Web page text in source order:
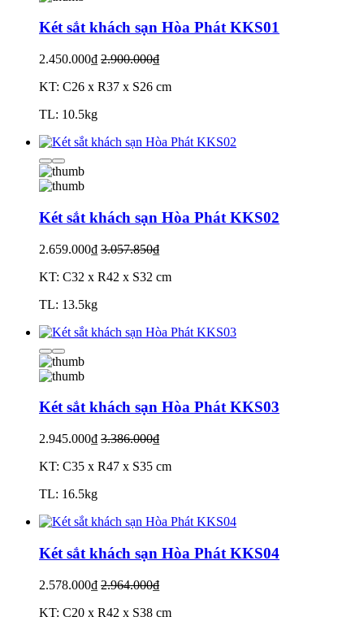
Két sắt khách sạn Hòa Phát KKS01
2.450.000₫ 2.900.000₫
KT: C26 x R37 x S26 cm
TL: 10.5kg
Két sắt khách sạn Hòa Phát KKS02
2.659.000₫ 3.057.850₫
KT: C32 x R42 x S32 cm
TL: 13.5kg
Két sắt khách sạn Hòa Phát KKS03
2.945.000₫ 3.386.000₫
KT: C35 x R47 x S35 cm
TL: 16.5kg
Két sắt khách sạn Hòa Phát KKS04
2.578.000₫ 2.964.000₫
KT: C20 x R42 x S38 cm